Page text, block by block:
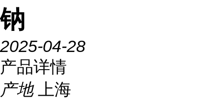
钠
2025-04-28
产品详情
产地
上海